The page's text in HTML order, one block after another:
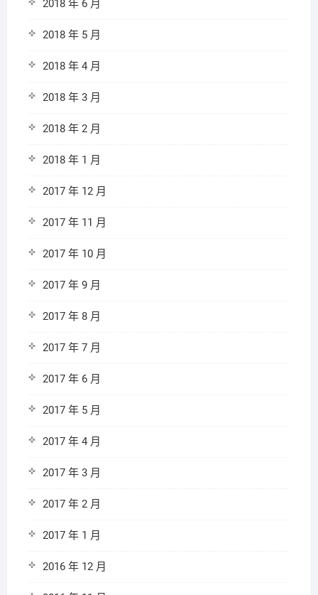
2018 年 6 月
2018 年 5 月
2018 年 4 月
2018 年 3 月
2018 年 2 月
2018 年 1 月
2017 年 12 月
2017 年 11 月
2017 年 10 月
2017 年 9 月
2017 年 8 月
2017 年 7 月
2017 年 6 月
2017 年 5 月
2017 年 4 月
2017 年 3 月
2017 年 2 月
2017 年 1 月
2016 年 12 月